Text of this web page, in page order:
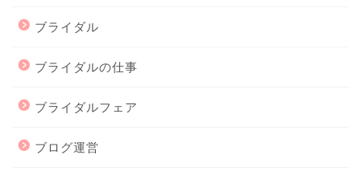
ブライダル
ブライダルの仕事
ブライダルフェア
ブログ運営